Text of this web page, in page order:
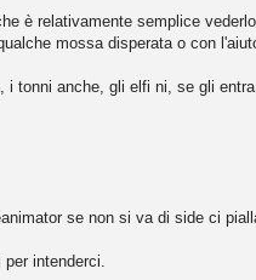
è relativamente semplice
mossa disperata o con
tonni anche, gli elfi ni, se gli
se non si va di side ci
intenderci.